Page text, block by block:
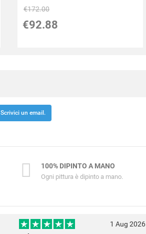
€172.00
€92.88
Scrivici un email.
100% DIPINTO A MANO
Ogni pittura è dipinto a mano.
1 Aug 2026